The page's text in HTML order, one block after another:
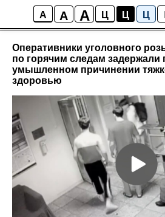
A A A Ц Ц Ц
Новости района
Оперативники уголовного
по горячим следам задержали
умышленном причинении
здоровью